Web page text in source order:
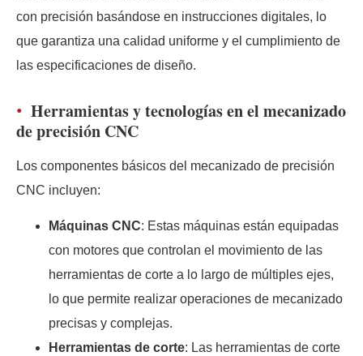
con precisión basándose en instrucciones digitales, lo
que garantiza una calidad uniforme y el cumplimiento de
las especificaciones de diseño.
Herramientas y tecnologías en el mecanizado
de precisión CNC
Los componentes básicos del mecanizado de precisión
CNC incluyen:
Máquinas CNC: Estas máquinas están equipadas
con motores que controlan el movimiento de las
herramientas de corte a lo largo de múltiples ejes,
lo que permite realizar operaciones de mecanizado
precisas y complejas.
Herramientas de corte: Las herramientas de corte